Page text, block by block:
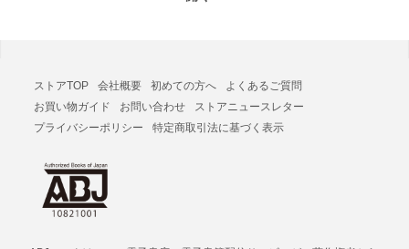
ストアTOP 会社概要 初めての方へ
よくあるご質問
お買い物ガイド
お問い合わせ
ストアニュースレター
プライバシーポリシー
特定商取引法に基づく表示